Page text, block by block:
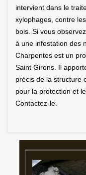
intervient dans le
xylophages, contre
bois. Si vous
à une infestation des
Charpentes est un
Saint Girons. Il
précis de la structure
pour la protection et
Contactez-le.